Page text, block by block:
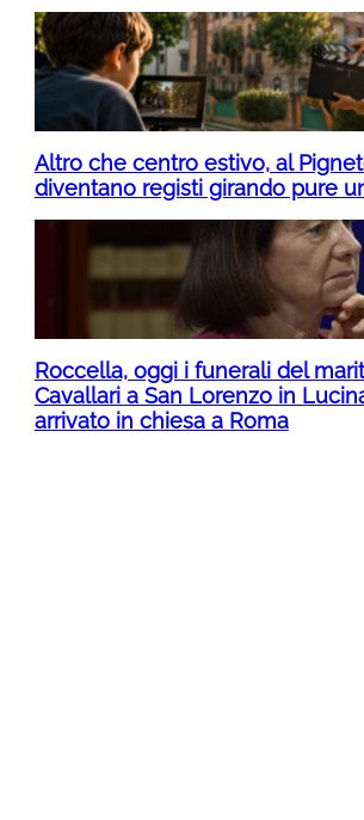
Altro che centro estivo, al
diventano registi girando pure
Roccella, oggi i funerali del
Cavallari a San Lorenzo in
arrivato in chiesa a Roma